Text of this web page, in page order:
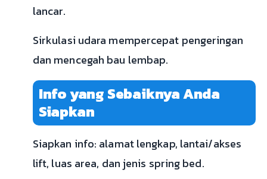
lancar.
Sirkulasi udara mempercepat pengeringan
dan mencegah bau lembap.
Info yang Sebaiknya Anda
Siapkan
Siapkan info: alamat lengkap, lantai/akses
lift, luas area, dan jenis spring bed.